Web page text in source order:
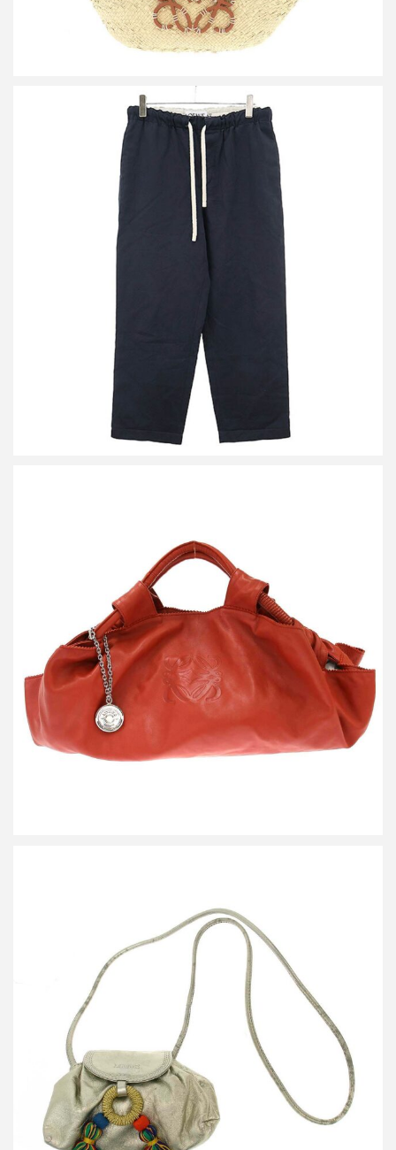
ロエベ ドローストリング パンツ
ロエベ ナッパアイレ レザーハンドバッグ
買取金額15,600円
詳しく見る
ロエベ マルチタッセルフリンジレザーショルダーバッグ
買取金額12,000円
詳しく見る